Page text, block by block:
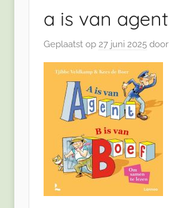
a is van agent
Geplaatst op 27 juni 2025 door